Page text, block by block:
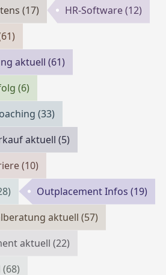
(17) HR-Software(12)
aktuell(61)
(6)
(33)
aktuell(5)
(10)
Outplacement Infos(19)
aktuell(57)
aktuell(22)
(68)